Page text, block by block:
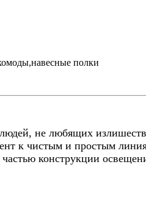
полки
не любящих
к чистым и простым
конструкции